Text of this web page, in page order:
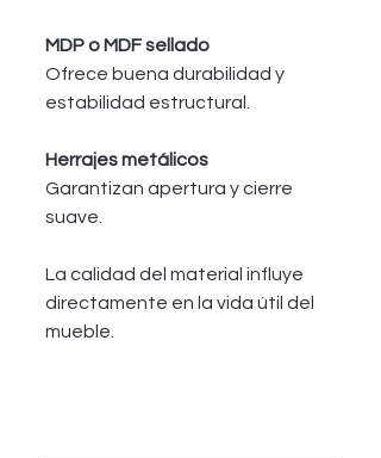
MDP o MDF sellado
Ofrece buena durabilidad y
estabilidad estructural.
Herrajes metálicos
Garantizan apertura y cierre
suave.
La calidad del material influye
directamente en la vida útil del
mueble.